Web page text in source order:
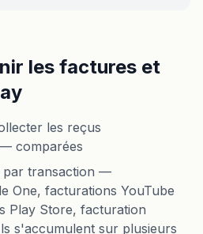
les factures et
les reçus
comparées
par transaction —
One, facturations YouTube
Play Store, facturation
s'accumulent sur plusieurs